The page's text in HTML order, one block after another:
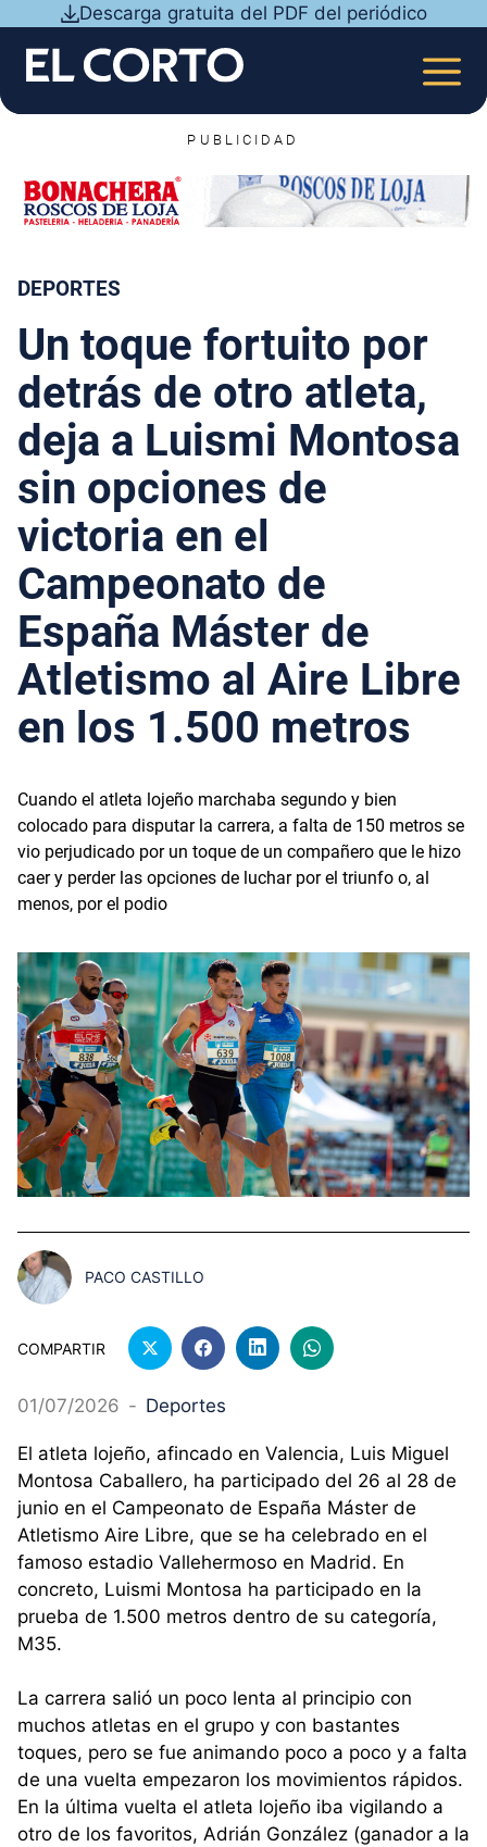
contenido
Descarga gratuita del PDF del periódico
PUBLICIDAD
DEPORTES
Un toque fortuito por
detrás de otro atleta,
deja a Luismi Montosa
sin opciones de
victoria en el
Campeonato de
España Máster de
Atletismo al Aire Libre
en los 1.500 metros
Cuando el atleta lojeño marchaba segundo y bien
colocado para disputar la carrera, a falta de 150 metros se
vio perjudicado por un toque de un compañero que le hizo
caer y perder las opciones de luchar por el triunfo o, al
menos, por el podio
PACO CASTILLO
COMPARTIR
01/07/2026 - Deportes
El atleta lojeño, afincado en Valencia, Luis Miguel
Montosa Caballero, ha participado del 26 al 28 de
junio en el Campeonato de España Máster de
Atletismo Aire Libre, que se ha celebrado en el
famoso estadio Vallehermoso en Madrid. En
concreto, Luismi Montosa ha participado en la
prueba de 1.500 metros dentro de su categoría,
M35.
La carrera salió un poco lenta al principio con
muchos atletas en el grupo y con bastantes
toques, pero se fue animando poco a poco y a falta
de una vuelta empezaron los movimientos rápidos.
En la última vuelta el atleta lojeño iba vigilando a
otro de los favoritos, Adrián González (ganador a la